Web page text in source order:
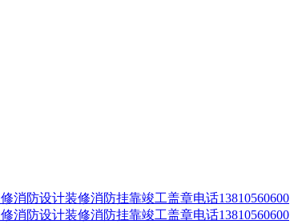
消防设计装修消防挂靠竣工盖章电话13810560600
消防设计装修消防挂靠竣工盖章电话13810560600